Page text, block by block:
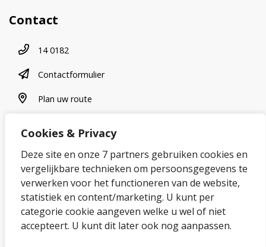
Cookies & Privacy
Deze site en onze 7 partners gebruiken cookies en
vergelijkbare technieken om persoonsgegevens te
verwerken voor het functioneren van de website,
statistiek en content/marketing. U kunt per
categorie cookie aangeven welke u wel of niet
accepteert. U kunt dit later ook nog aanpassen.
Contact
Telefoonnummer
14 0182
contactformulier
Contactformulier
plan uw route
Plan uw route
Over onze website
Sitemap
Privacybeleid en cookies
Cookies wijzigen